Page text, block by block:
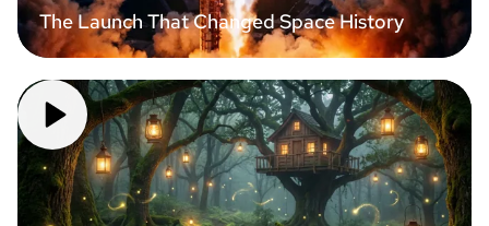
The Launch That Changed Space History